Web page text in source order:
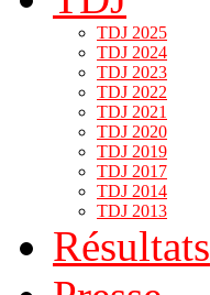
TDJ 2025
TDJ 2024
TDJ 2023
TDJ 2022
TDJ 2021
TDJ 2020
TDJ 2019
TDJ 2017
TDJ 2014
TDJ 2013
Résultats